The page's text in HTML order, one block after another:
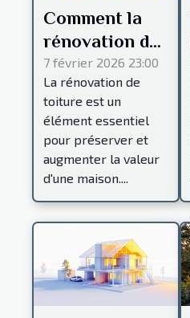
Comment la
rénovation de
toiture peut
prolonger la
durée de vie
de votre
maison ?
7 février 2026 23:00
La rénovation de
toiture est un
élément essentiel
pour préserver et
augmenter la valeur
d'une maison....